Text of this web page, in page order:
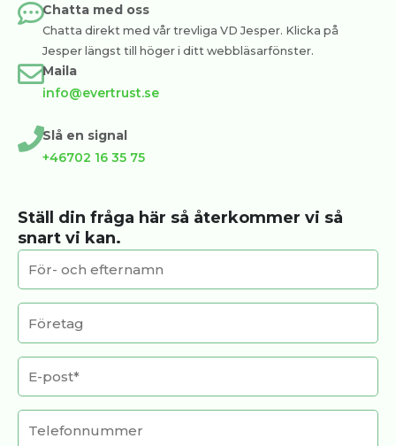
Chatta med oss
Chatta direkt med vår trevliga VD Jesper. Klicka på
Jesper längst till höger i ditt webbläsarfönster.
Maila
info@evertrust.se
Slå en signal
+46702 16 35 75
Ställ din fråga här så återkommer vi så
snart vi kan.